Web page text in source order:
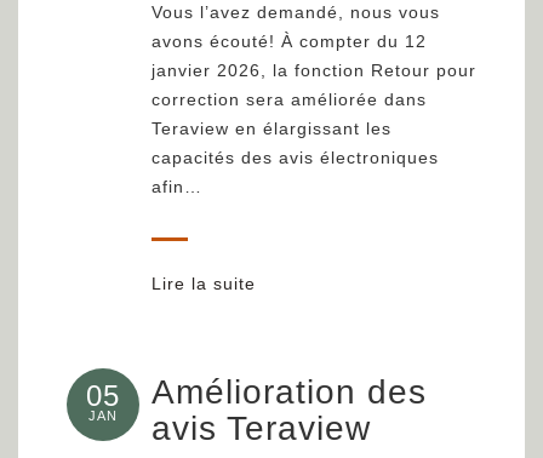
Vous l’avez demandé, nous vous
avons écouté! À compter du 12
janvier 2026, la fonction Retour pour
correction sera améliorée dans
Teraview en élargissant les
capacités des avis électroniques
afin…
Lire la suite
05
JAN
Amélioration des
avis Teraview